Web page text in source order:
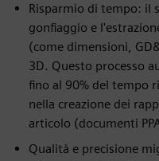
Risparmio di tempo: il
gonfiaggio e
(come dimensioni,
3D. Questo processo
fino al 90% del tempo
nella creazione dei
articolo (documenti
Qualità e precisione